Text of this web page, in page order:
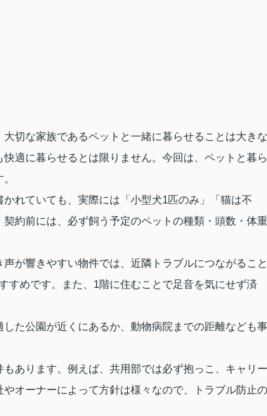
切な家族であるペットと一緒に暮らせることは大きな
適に暮らせるとは限りません。今回は、ペットと暮ら
れていても、実際には「小型犬1匹のみ」「猫は不
約前には、必ず飼う予定のペットの種類・頭数・体重
が響きやすい物件では、近隣トラブルにつながること
すめです。また、1階に住むことで足音を気にせず済
た公園が近くにあるか、動物病院までの距離なども事
あります。例えば、共用部では必ず抱っこ、キャリー
オーナーによって方針は様々なので、トラブル防止の